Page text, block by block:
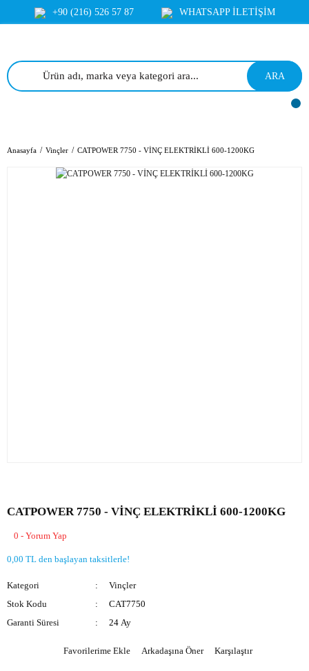
+90 (216) 526 57 87 WHATSAPP İLETİŞİM
ARA
Anasayfa Vinçler CATPOWER 7750 - VİNÇ ELEKTRİKLİ 600-1200KG
CATPOWER 7750 - VİNÇ ELEKTRİKLİ 600-1200KG
0 - Yorum Yap
0,00 TL den başlayan taksitlerle!
Kategori
Vinçler
Stok Kodu
CAT7750
Garanti Süresi
24 Ay
Arkadaşına Öner Karşılaştır